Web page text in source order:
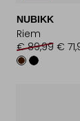
NUBIKK
Riem
€ 89,99 €